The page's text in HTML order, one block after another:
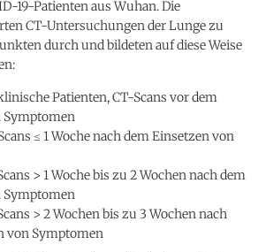
19-Patienten aus Wuhan. Die
CT-Untersuchungen der Lunge zu
durch und bildeten auf diese Weise
Patienten, CT-Scans vor dem
Symptomen
≤ 1 Woche nach dem Einsetzen von
> 1 Woche bis zu 2 Wochen nach dem
Symptomen
> 2 Wochen bis zu 3 Wochen nach
von Symptomen